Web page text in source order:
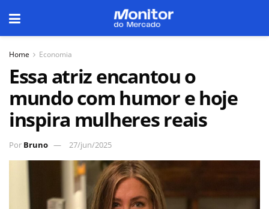
Home Economia
Essa atriz encantou o
mundo com humor e hoje
inspira mulheres reais
Por Bruno 27/jun/2025